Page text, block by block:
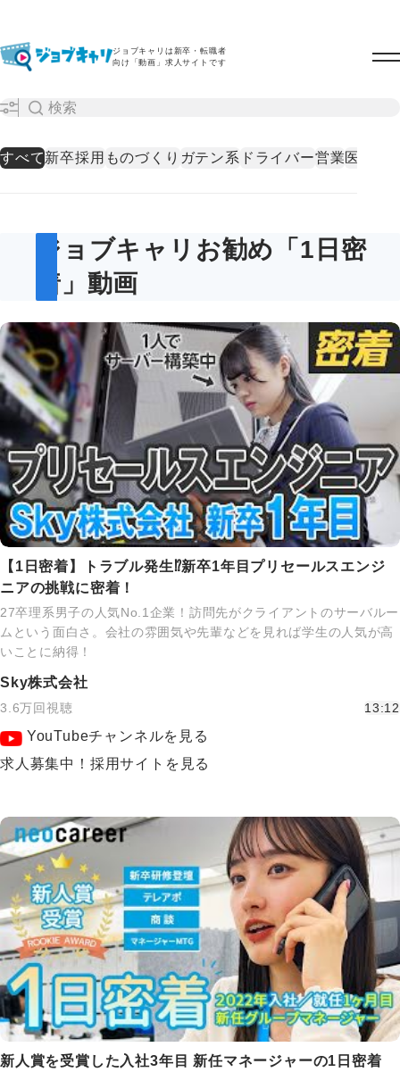
ジョブキャリは新卒・転職者
向け「動画」求人サイトです
すべて新卒採用 ものづくり ガテン系 ドライバー営業医療・
ジョブキャリお勧め「1日密
着」動画
【1日密着】トラブル発生⁉新卒1年目プリセールスエンジ
ニアの挑戦に密着！
27卒理系男子の人気No.1企業！訪問先がクライアントのサーバルー
ムという面白さ。会社の雰囲気や先輩などを見れば学生の人気が高
いことに納得！
Sky株式会社
3.6万回視聴 13:12
YouTubeチャンネルを見る
求人募集中！採用サイトを見る
新人賞を受賞した入社3年目 新任マネージャーの1日密着